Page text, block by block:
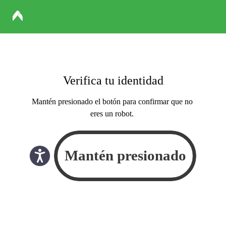
Verifica tu identidad
Mantén presionado el botón para confirmar que no
eres un robot.